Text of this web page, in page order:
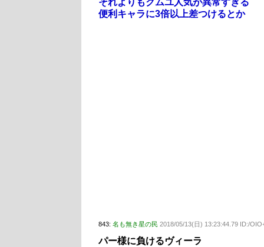
それよりもクムユ人気が異常すぎる
便利キャラに3倍以上差つけるとか
843: 名も無き星の民 2018/05/13(日) 13:23:44.79 ID:/
パー様に負けるヴィーラ